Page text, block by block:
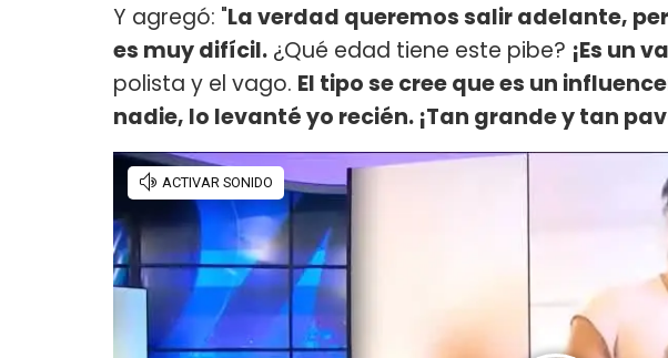
Y agregó: "La verdad queremos salir adelante,
es muy difícil. ¿Qué edad tiene este pibe? ¡Es un
polista y el vago. El tipo se cree que es un
nadie, lo levanté yo recién. ¡Tan grande y tan